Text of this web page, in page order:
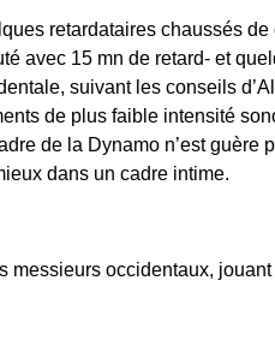
retardataires chaussés
avec 15 mn de retard- et
suivant les conseils
de plus faible intensité
de la Dynamo n’est guère
dans un cadre intime.
messieurs occidentaux,